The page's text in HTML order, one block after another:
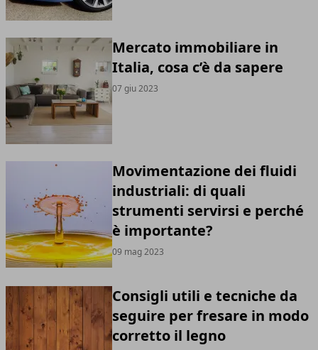
Mercato immobiliare in
Italia, cosa c’è da sapere
07 giu 2023
Movimentazione dei fluidi
industriali: di quali
strumenti servirsi e perché
è importante?
09 mag 2023
Consigli utili e tecniche da
seguire per fresare in modo
corretto il legno